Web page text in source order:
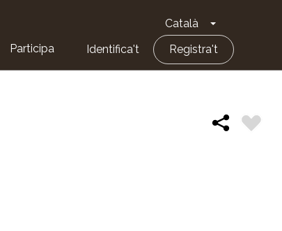
Català Toggle
Participa Identifica't Registra't